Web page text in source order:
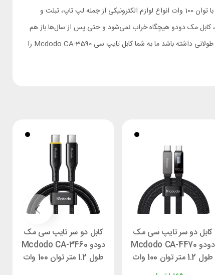
داشتن کابل تایپ سی مک دودو مدل CA-3590 برای تمام کسانی که از دستگاه‌های الکترونیکی مجهز به درگاه تایپ سی استفاده می‌کنند ضروری است؛ این کابل با توان 100 وات انواع لوازم الکترونیکی از جمله لپ تاپ، تبلت و
بکار رفته باکیفیت، کابل مک دودو هیچگاه خراب نمی‌شود و حتی پس از سال‌ها باز هم
همان کارایی اولیه خود را حفظ خواهد کرد. پس اگر می‌خواهید یک کابل تایپ سی به یو اس بی باکیفیت خریداری کنید که تمامی نیازهایتان را برطرف کند و عمر طولانی داشته باشد ما به شما کابل تایپ سی Mcdodo CA-3590 را
کابل دو سر تایپ سی مک
دودو Mcdodo CA-4470
طول 1.2 متر توان 100 وات
کابل دو سر تایپ سی مک
دودو Mcdodo CA-3460
طول 1.2 متر توان 100 وات